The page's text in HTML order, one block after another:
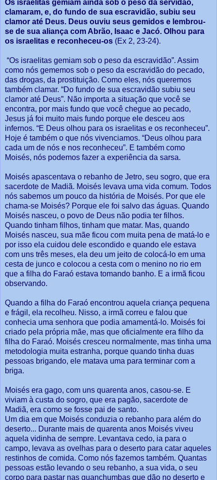
Os israelitas gemiam ainda sob o peso da servidão,
clamaram, e, do fundo de sua escravidão, subiu seu
clamor até Deus. Deus ouviu seus gemidos e lembrou-
se de sua aliança com Abrão, Isaac e Jacó. Olhou para
os israelitas e reconheceu-os (Ex 2, 23-24).
“Os israelitas gemiam sob o peso da escravidão”. Assim
como nós gememos sob o peso da escravidão do pecado,
das drogas, da prostituição. Como eles, nós queremos
também clamar. “Do fundo de sua escravidão subiu seu
clamor até Deus”. Não importa a situação que você se
encontra, por mais fundo que você chegue ao pecado,
Jesus já foi muito mais fundo porque ele desceu aos
infernos. “E Deus olhou para os israelitas e os reconheceu”.
Hoje é também o que nós vivenciamos. “Deus olhou para
cada um de nós e nos reconheceu”. E também como
Moisés, nós podemos fazer a experiência da sarsa.
Moisés apascentava o rebanho de Jetro, seu sogro, que era
sacerdote de Madiã. Moisés levava uma vida comum. Todos
nós sabemos um pouco da história de Moisés. Por que ele
chama-se Moisés? Porque ele foi salvo das águas. Quando
Moisés nasceu, o povo de Deus não podia ter filhos.
Quando tinham filhos, tinham que matar. Mas, quando
Moisés nasceu, sua mãe ficou com muita pena de matá-lo e
por isso ela cuidou dele escondido e quando ele estava
com uns três meses, ela deu um jeito de colocá-lo em uma
cesta de junco e colocou a cesta com o menino no rio em
que a filha do Faraó estava tomando banho. E a irmã ficou
observando.
Quando a filha do Faraó encontrou aquela criança pequena
e frágil, ela recolheu. Nisso, a irmã correu e falou que
conhecia uma senhora que podia amamentá-lo. Moisés foi
criado pela própria mãe, mas que oficialmente era filho da
filha do Faraó. Moisés cresceu normalmente, mas tinha uma
metodologia muita estranha, porque quando tinha duas
pessoas brigando, ele matava uma para terminar com a
briga.
Moisés era gago, com uns quarenta anos, casou-se. E
viviam à custa do sogro, que era pagão, sacerdote de
Madiã, era como se fosse pai de santo.
Um dia em que Moisés conduzia o rebanho para além do
deserto... Durante mais de quarenta anos Moisés viveu
aquela vidinha de sempre. Levantava cedo, ia para o
campo, levava as ovelhas para o deserto para catar aqueles
restinhos de comida. Como nós fazemos também. Quantas
pessoas estão levando o seu rebanho, a sua vida, o seu
corpo para pastar nas guanchumbas que dão no deserto e